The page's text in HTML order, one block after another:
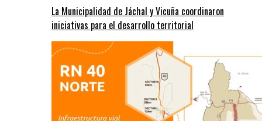
La Municipalidad de Jáchal y Vicuña coordinaron
iniciativas para el desarrollo territorial